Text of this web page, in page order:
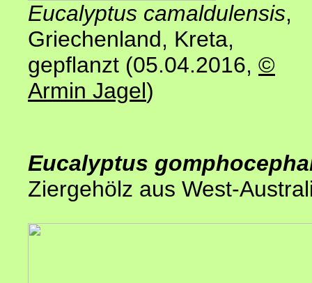
Eucalyptus camaldulensis,
Griechenland, Kreta,
gepflanzt (05.04.2016, ©
Armin Jagel)
Eucalyptus
Ziergehölz aus West-